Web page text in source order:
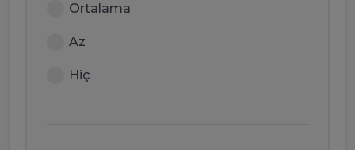
Ortalama
Az
Hiç